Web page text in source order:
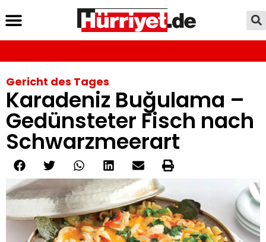
Gericht des Tages
Karadeniz Buğulama –
Gedünsteter Fisch nach
Schwarzmeerart